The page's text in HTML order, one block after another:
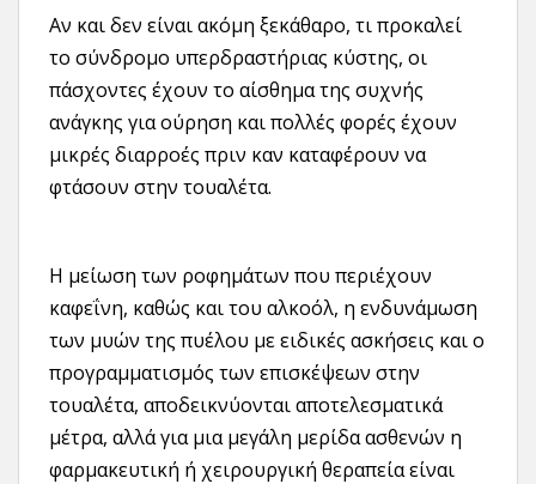
Αν και δεν είναι ακόμη ξεκάθαρο, τι προκαλεί
το σύνδρομο υπερδραστήριας κύστης, οι
πάσχοντες έχουν το αίσθημα της συχνής
ανάγκης για ούρηση και πολλές φορές έχουν
μικρές διαρροές πριν καν καταφέρουν να
φτάσουν στην τουαλέτα.
Η μείωση των ροφημάτων που περιέχουν
καφεΐνη, καθώς και του αλκοόλ, η ενδυνάμωση
των μυών της πυέλου με ειδικές ασκήσεις και ο
προγραμματισμός των επισκέψεων στην
τουαλέτα, αποδεικνύονται αποτελεσματικά
μέτρα, αλλά για μια μεγάλη μερίδα ασθενών η
φαρμακευτική ή χειρουργική θεραπεία είναι